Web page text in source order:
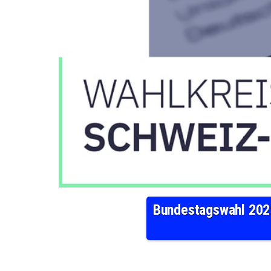
Bundestagswahl